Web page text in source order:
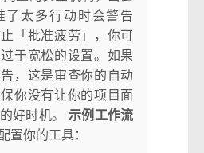
了太多行动时会警告
「批准疲劳」，你可
于宽松的设置。如果
，这是审查你的自动
你没有让你的项目面
好时机。 示例工作流
置你的工具：